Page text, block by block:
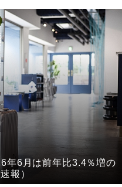
年6月は前年比3.4％増の
報）